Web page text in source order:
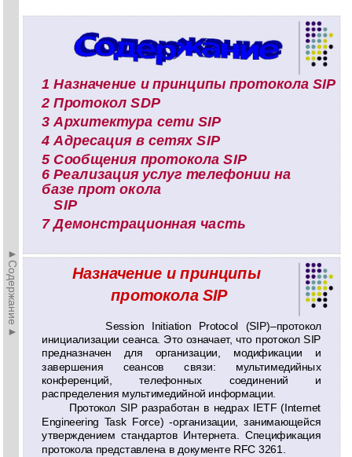
►Содержание►
1 Назначение и принципы протокола SIP
2 Протокол SDP
3 Архитектура сети SIP
4 Адресация в сетях SIP
5 Сообщения протокола SIP
6 Реализация услуг телефонии на
базе прот окола
SIP
7 Демонстрационная часть
Назначение и принципы
протокола SIP
Session Initiation Protocol (SIP)–протокол
инициализации сеанса. Это означает, что протокол SIP
предназначен для организации, модификации и
завершения сеансов связи: мультимедийных
конференций, телефонных соединений и
распределения мультимедийной информации.
Протокол SIP разработан в недрах IETF (Internet
Engineering Task Force) -организации, занимающейся
утверждением стандартов Интернета. Спецификация
протокола представлена в документе RFC 3261.